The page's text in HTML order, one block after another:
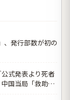
、発行部数が初の
式発表より死者
国当局「救助隊